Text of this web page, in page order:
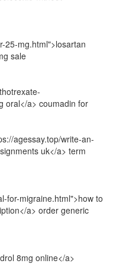
25-mg.html">losartan
sale
oral</a> coumadin for
agessay.top/write-an-
uk</a> term
for-migraine.html">how to
a> order generic
8mg online</a>